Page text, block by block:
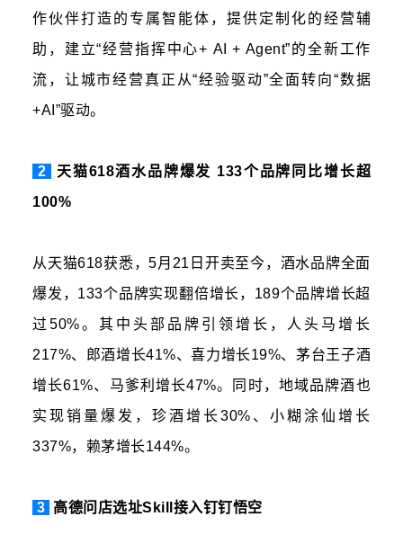
作伙伴打造的专属智能体，提供定制化的经营辅
助，建立“经营指挥中心+ AI + Agent”的全新工作
流，让城市经营真正从“经验驱动”全面转向“数据
+AI”驱动。
2
天猫618酒水品牌爆发 133个品牌同比增长超
100%
从天猫618获悉，5月21日开卖至今，酒水品牌全面
爆发，133个品牌实现翻倍增长，189个品牌增长超
过50%。其中头部品牌引领增长，人头马增长
217%、郎酒增长41%、喜力增长19%、茅台王子酒
增长61%、马爹利增长47%。同时，地域品牌酒也
实现销量爆发，珍酒增长30%、小糊涂仙增长
337%，赖茅增长144%。
3 高德问店选址Skill接入钉钉悟空